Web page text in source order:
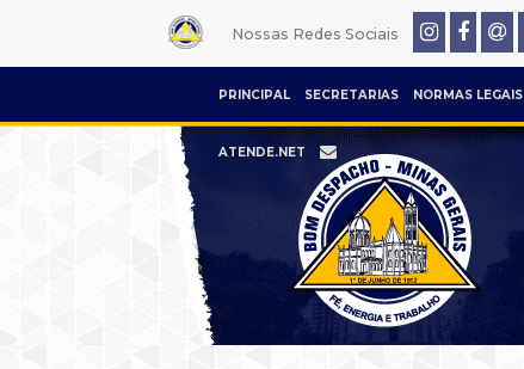
Nossas Redes Sociais
PRINCIPAL SECRETARIAS NORMAS LEGAIS
ATENDE.NET